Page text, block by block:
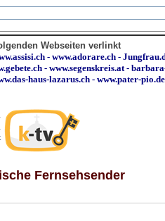
Webseiten verlinkt
- www.adorare.ch -
- www.segenskreis.at -
haus-lazarus.ch - www.pater-pio.de
Fernsehsender